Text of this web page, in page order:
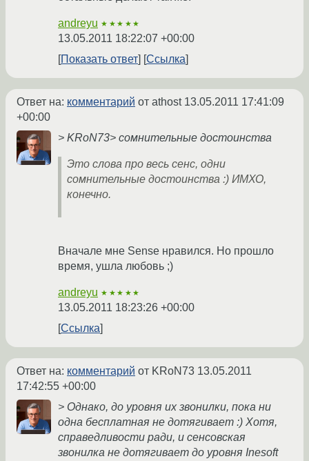
andreyu ★★★★★
13.05.2011 18:22:07 +00:00
Показать ответ
Ссылка
Ответ на: комментарий от athost 13.05.2011 17:41:09
+00:00
> KRoN73> сомнительные достоинства
Это слова про весь сенс, одни
сомнительные достоинства :) ИМХО,
конечно.
Вначале мне Sense нравился. Но прошло
время, ушла любовь ;)
andreyu ★★★★★
13.05.2011 18:23:26 +00:00
Ссылка
Ответ на: комментарий от KRoN73 13.05.2011
17:42:55 +00:00
> Однако, до уровня их звонилки, пока ни
одна бесплатная не дотягивает :) Хотя,
справедливости ради, и сенсовская
звонилка не дотягивает до уровня Inesoft